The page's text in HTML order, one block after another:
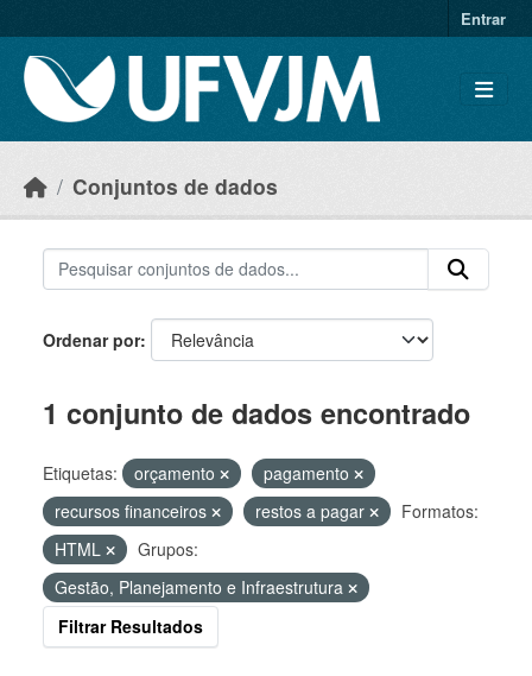
Entrar
Conjuntos de dados
Ordenar por
1 conjunto de dados encontrado
Etiquetas: orçamento
pagamento
recursos financeiros
restos a pagar
Formatos:
HTML
Grupos:
Gestão, Planejamento e Infraestrutura
Filtrar Resultados